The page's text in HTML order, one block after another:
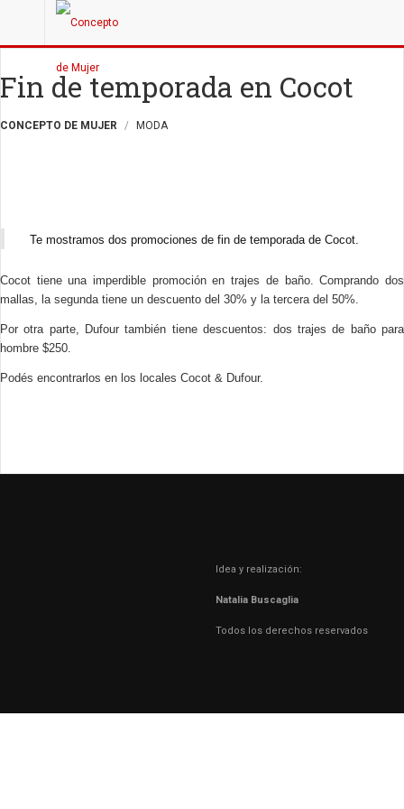
Fin de temporada en Cocot
CONCEPTO DE MUJER MODA
Te mostramos dos promociones de fin de temporada de Cocot.
Cocot tiene una imperdible promoción en trajes de baño. Comprando dos
mallas, la segunda tiene un descuento del 30% y la tercera del 50%.
Por otra parte, Dufour también tiene descuentos: dos trajes de baño para
hombre $250.
Podés encontrarlos en los locales Cocot & Dufour.
Idea y realización:
Natalia Buscaglia
Todos los derechos reservados